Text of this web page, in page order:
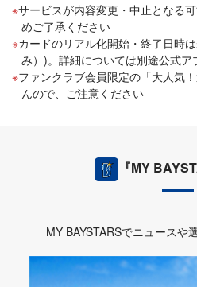
サービスが内容変更・中止となる
めご了承ください
カードのリアル化開始・終了日時
み）)。詳細については別途公式
ファンクラブ会員限定の「大人気
んので、ご注意ください
『MY
MY BAYSTARSでニュースや